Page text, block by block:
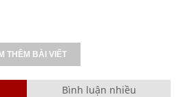
THÊM BÀI VIẾT
Bình luận nhiều